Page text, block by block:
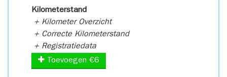
Kilometerstand
+ Kilometer Overzicht
+ Correcte Kilometerstand
+ Registratiedata
Toevoegen €6